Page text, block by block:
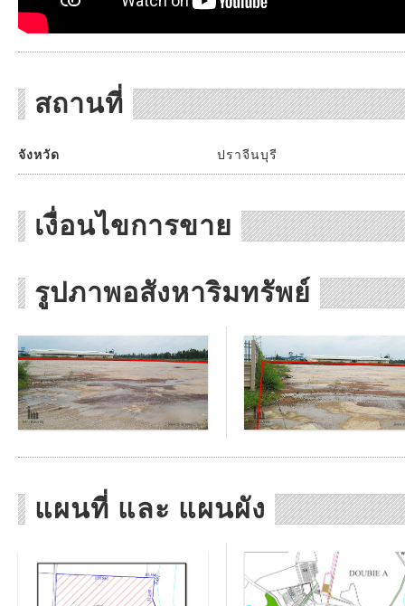
สถานที่
จังหวัด ปราจีนบุรี
เงื่อนไขการขาย
รูปภาพอสังหาริมทรัพย์
แผนที่ และ แผนผัง